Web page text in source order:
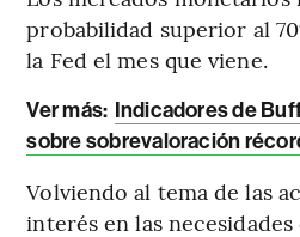
probabilidad superior al
la Fed el mes que viene.
Ver más: Indicadores de
sobre sobrevaloración
Volviendo al tema de las
interés en las